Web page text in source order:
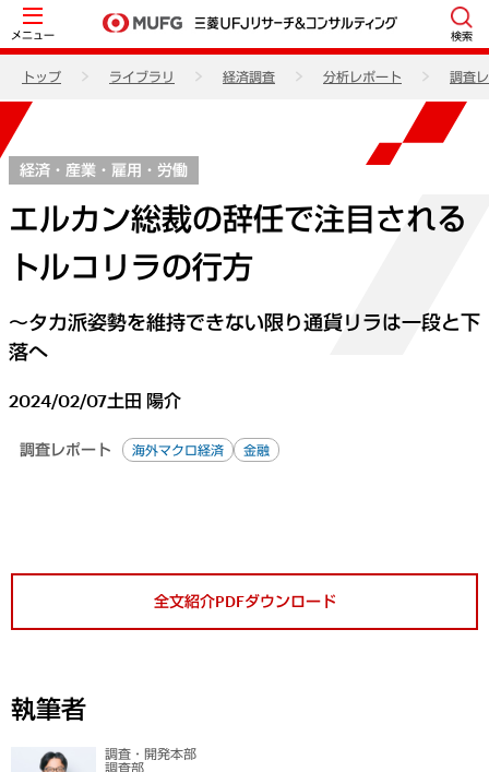
メニュー 検索
トップ ライブラリ 経済調査 分析レポート 調査
経済・産業・雇用・労働
エルカン総裁の辞任で注目される
トルコリラの行方
～タカ派姿勢を維持できない限り通貨リラは一段と下
落へ
2024/02/07土田 陽介
調査レポート 海外マクロ経済 金融
全文紹介PDFダウンロード
執筆者
調査・開発本部
調査部